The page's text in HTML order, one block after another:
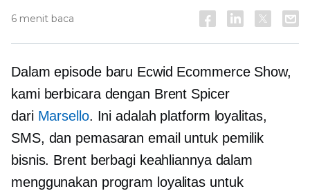
6 menit baca
Dalam episode baru Ecwid Ecommerce Show,
kami berbicara dengan Brent Spicer
dari Marsello. Ini adalah platform loyalitas,
SMS, dan pemasaran email untuk pemilik
bisnis. Brent berbagi keahliannya dalam
menggunakan program loyalitas untuk